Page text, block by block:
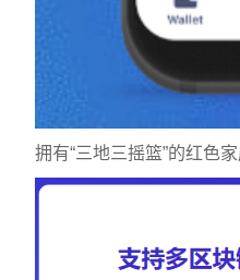
拥有“三地三摇篮”的红色